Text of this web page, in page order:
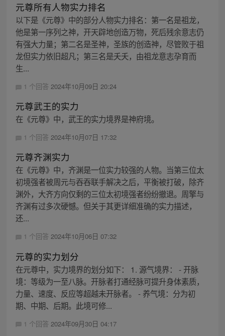
元尊所有人物实力排名
以下是《元尊》中的部分人物实力排名：第一名是祖龙，
他是第一序列之神，开天辟地创造万物，死后残余意志仍
有强大力量；第二名是圣神，圣族的创造神，尽管败于祖
龙但实力依旧超凡；第三名是夭夭，由祖龙意志孕育而
生...
1 个回答 2024年10月09日 20:24
元尊武王的实力
在《元尊》中，武王的实力境界是神府境。
1 个回答 2024年10月07日 17:32
元尊齐渊实力
在《元尊》中，齐渊是一位实力较强的人物。当第三位太
初境强者被周元与吞吞联手解决之后，平衡被打破，除齐
渊外，大齐方向仅剩的三位太初境强者纷纷撤退。周擎与
齐渊有过多次硬憾。但关于其更详细准确的实力描述，
还...
1 个回答 2024年10月06日 07:32
元尊的实力划分
在元尊中，实力境界的划分如下： 1. 源气境界： - 开脉
境：等级为一至八脉。开脉者打通经脉可提升身体素质，
力量、速度、反应等超越未开脉者。 - 养气境：分为初
期、中期、后期。此境可修...
1 个回答 2024年09月30日 04:17